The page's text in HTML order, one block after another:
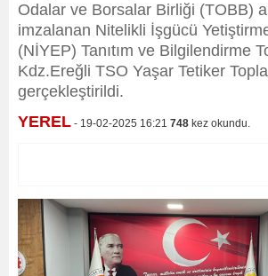
Odalar ve Borsalar Birliği (TOBB)
imzalanan Nitelikli İşgücü
(NİYEP) Tanıtım ve Bilgilendirme
Kdz.Ereğli TSO Yaşar Tetiker
gerçekleştirildi.
YEREL - 19-02-2025 16:21 748 kez okundu.